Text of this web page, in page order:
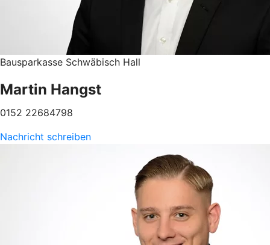
Bausparkasse Schwäbisch Hall
Martin Hangst
0152 22684798
Nachricht schreiben